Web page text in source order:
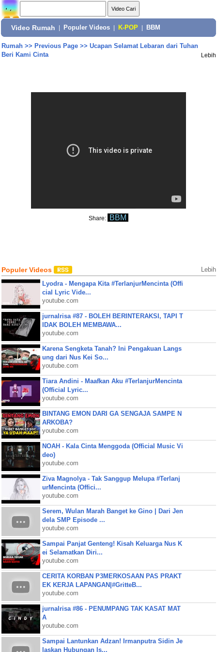
Video Rumah Populer Videos K-POP BBM
Rumah>> Previous Page>> Ucapan Selamat Lebaran dari Tuhan
Beri Kami Cinta
Lebih
Share: BBM
Populer Videos Lebih
Lyodra - Mengapa Kita #TerlanjurMencinta (Offi
cial Lyric Vide...
youtube.com
jurnalrisa #87 - BOLEH BERINTERAKSI, TAPI T
IDAK BOLEH MEMBAWA...
youtube.com
Karena Sengketa Tanah? Ini Pengakuan Langs
ung dari Nus Kei So...
youtube.com
Tiara Andini - Maafkan Aku #TerlanjurMencinta
(Official Lyric...
youtube.com
BINTANG EMON DARI GA SENGAJA SAMPE N
ARKOBA?
youtube.com
NOAH - Kala Cinta Menggoda (Official Music Vi
deo)
youtube.com
Ziva Magnolya - Tak Sanggup Melupa #Terlanj
urMencinta (Offici...
youtube.com
Serem, Wulan Marah Banget ke Gino | Dari Jen
dela SMP Episode ...
youtube.com
Sampai Panjat Genteng! Kisah Keluarga Nus K
ei Selamatkan Diri...
youtube.com
CERITA KORBAN P3MERKOSAAN PAS PRAKT
EK KERJA LAPANGAN|#GritteB...
youtube.com
jurnalrisa #86 - PENUMPANG TAK KASAT MAT
A
youtube.com
Sampai Lantunkan Adzan! Irmanputra Sidin Je
laskan Hubungan Is...